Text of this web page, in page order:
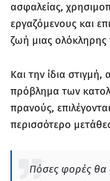
ασφαλείας,
εργαζόμενους και
ζωή μιας ολόκληρης
Και την ίδια στιγμή,
πρόβλημα των
πρανούς,
περισσότερο
Πόσες φορές θα